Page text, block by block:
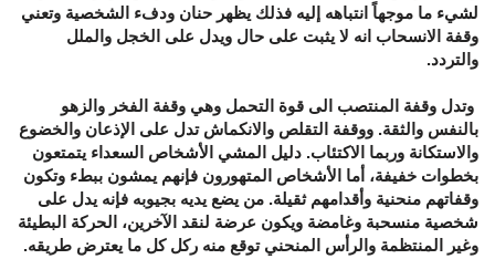
‬لشيء ما موجهاً‮ ‬انتباهه إليه فذلك‮ ‬يظهر حنان ودفء الشخصية وتعني‮
‬وقفة الانسحاب انه لا‮ ‬يثبت على حال ويدل على الخجل والملل
والتردد‮.‬
‮ ‬وتدل وقفة المنتصب الى قوة التحمل وهي‮ ‬وقفة الفخر والزهو
بالنفس والثقة‮. ‬ووقفة التقلص والانكماش تدل على الإذعان والخضوع
والاستكانة وربما الاكتئاب‮.‬ دليل المشي الأشخاص السعداء‮ ‬يتمتعون
بخطوات خفيفة،‮ ‬أما الأشخاص المتهورون فإنهم‮ ‬يمشون ببطء وتكون
وقفاتهم منحنية وأقدامهم ثقيلة‮. ‬من‮ ‬يضع‮ ‬يديه بجيوبه فإنه‮ ‬يدل على
شخصية منسحبة وغامضة ويكون عرضة لنقد الآخرين،‮ ‬الحركة البطيئة
وغير المنتظمة والرأس المنحني‮ ‬توقع منه ركل كل ما‮ ‬يعترض طريقه‮.